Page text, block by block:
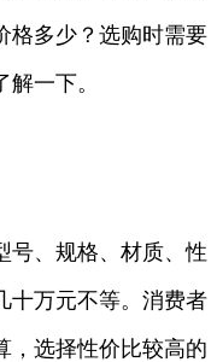
格多少？选购时需要
一下。
号、规格、材质、性
十万元不等。消费者
，选择性价比较高的